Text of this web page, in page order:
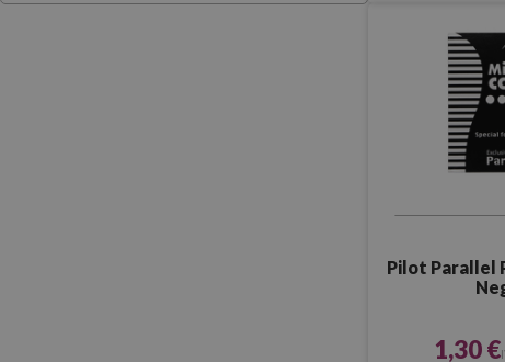
Pilot Parallel
1,30 €